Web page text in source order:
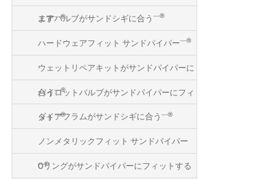
ます―®
エアバルブがサンドシギに合う ―®
ハードウェアフィット サンドパイパー―®
ウェットリペアキットがサンドパイパーに
合う―®
パイロットバルブがサンドパイパーにフィ
ット―®
ダイアフラムがサンドシギに合う ―®
ノンメタリックフィット サンドパイパー
―®
Oリングがサンドパイパーにフィットする